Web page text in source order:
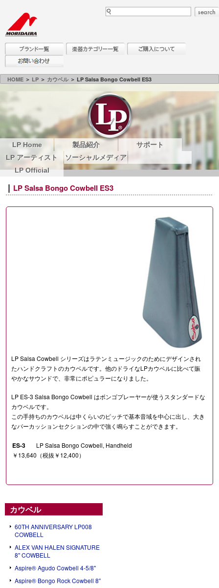
HOME ＞ LP ＞ カウベル ＞ LP Salsa Bongo Cowbell ES3
LP Home 製品紹介
サポート
LP アーティスト
ソーシャルメディア
LP Official
LP Salsa Bongo Cowbell ES3
LP Salsa Cowbell シリーズはラテンミュージックのためにデザインされ
たハンドクラフトのカウベルです。他のドライなLPカウベルに比べて賑
やかなサウンドで、非常にポピュラーになりました。
LP ES-3 Salsa Bongo Cowbell はボンゴプレーヤーが使うスタンダードな
カウベルです。
この手持ちのカウベルは中くらいのピッチで基本音域を中心に出し、大き
なパーカッションセクションの中で強く鳴らすことができます。
ES-3
LP Salsa Bongo Cowbell, Handheld
￥13,640（税抜￥12,400）
カウベル
60TH ANNIVERSARY LP008
COWBELL
ALEX VAN HALEN SIGNATURE
8" COWBELL
Aspire® Agudo Cowbell 4-5/8"
Aspire® Bongo Rock Cowbell 8″